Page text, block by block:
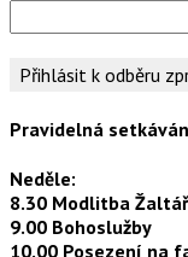
Pravidelná
Neděle:
8.30 Modlitba
9.00 Bohoslužby
10.00 Posezení na